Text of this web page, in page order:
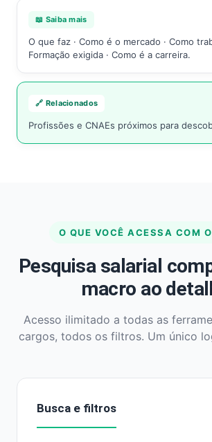
📖 Saiba mais
O que faz · Como é o mercado · Como
Formação exigida · Como é a carreira.
🔗 Relacionados
Profissões e CNAEs próximos para
O QUE VOCÊ ACESSA COM
Pesquisa salarial
macro ao
Acesso ilimitado a todas as
cargos, todos os filtros. Um único
Busca e filtros